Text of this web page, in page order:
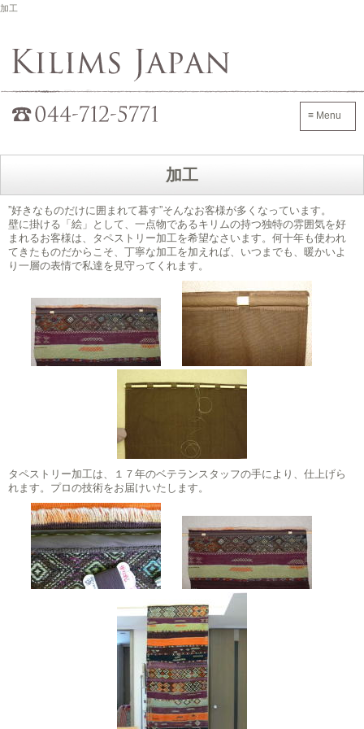
加工
≡ Menu
加工
”好きなものだけに囲まれて暮す”そんなお客様が多くなっています。
壁に掛ける「絵」として、一点物であるキリムの持つ独特の雰囲気を好
まれるお客様は、タペストリー加工を希望なさいます。何十年も使われ
てきたものだからこそ、丁寧な加工を加えれば、いつまでも、暖かいよ
り一層の表情で私達を見守ってくれます。
タペストリー加工は、１７年のベテランスタッフの手により、仕上げら
れます。プロの技術をお届けいたします。